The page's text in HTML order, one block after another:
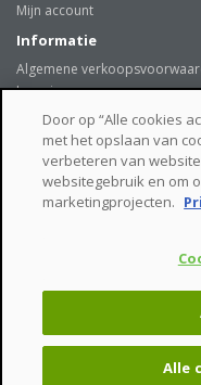
Mijn account
Informatie
Algemene
Levering
Onze klanten getuigen
Privacybeleid
Links
beveiligde
Door op “Alle cookies
met het opslaan van
verbeteren van
websitegebruik en om
marketingprojecten.
Alle